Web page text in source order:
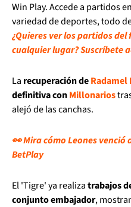
Win Play. Accede a partidos
variedad de deportes, todo
¿Quieres ver los partidos
cualquier lugar? Suscríbete
La recuperación deRadamel
definitiva conMillonarios
alejó de las canchas.
👀 Mira cómo Leones venció
BetPlay
El 'Tigre' ya realizatrabajos
conjunto embajador,